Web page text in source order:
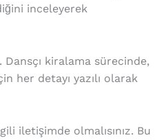
inceleyerek
kiralama sürecinde,
her detayı yazılı olarak
iletişimde olmalısınız. Bu